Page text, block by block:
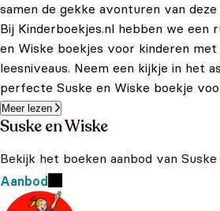
samen de gekke avonturen van
Bij Kinderboekjes.nl hebben we een
en Wiske boekjes voor kinderen
leesniveaus. Neem een kijkje in het
perfecte Suske en Wiske boekje
Meer lezen
Suske en Wiske
Bekijk het boeken aanbod van Suske
Aanbod